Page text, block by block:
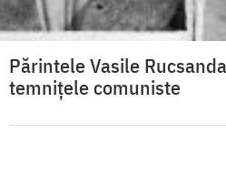
Părintele Vasile
temnițele comuniste